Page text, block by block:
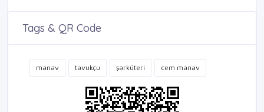
Tags & QR Code
manav tavukçu şarküteri cem manav